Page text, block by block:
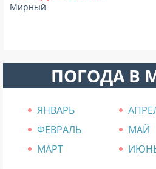
Мирный
ПОГОДА В
ЯНВАРЬ
ФЕВРАЛЬ
МАЙ
МАРТ